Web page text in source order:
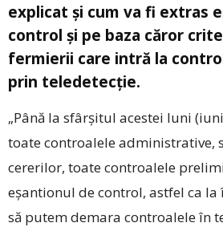
explicat și cum va fi extras
control și pe baza căror
fermierii care intră la
prin teledetecție.
„Până la sfârșitul acestei luni
toate controalele administrative,
cererilor, toate controalele
eșantionul de control, astfel ca
să putem demara controalele în